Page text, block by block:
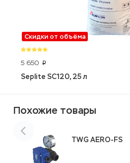
Скидки от объёма
5 650 p
Seplite SC120, 25 л
Похожие товары
TWG AERO-FS